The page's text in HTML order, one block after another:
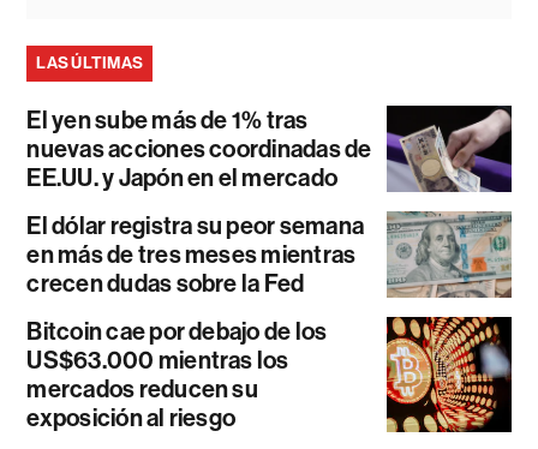
LAS ÚLTIMAS
El yen sube más de 1% tras
nuevas acciones coordinadas de
EE.UU. y Japón en el mercado
El dólar registra su peor semana
en más de tres meses mientras
crecen dudas sobre la Fed
Bitcoin cae por debajo de los
US$63.000 mientras los
mercados reducen su
exposición al riesgo